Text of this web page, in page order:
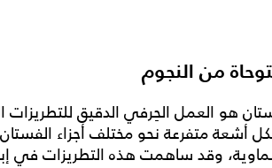
من النجوم
هو العمل الحِرفي الدقيق للتطريزات
أشعة متفرعة نحو مختلف أجزاء
وقد ساهمت هذه التطريزات في